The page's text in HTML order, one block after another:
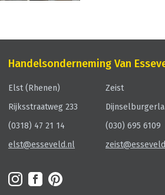
Handelsonderneming Van
Elst (Rhenen)
Rijksstraatweg 233
(0318) 47 21 14
elst@esseveld.nl
Zeist
(030) 695